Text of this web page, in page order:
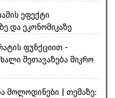
ეფექტი
და ეკონომიკაზე
ფუნქციით -
შეთავაზება მიკრო
მოლოდინები | თემაზე: